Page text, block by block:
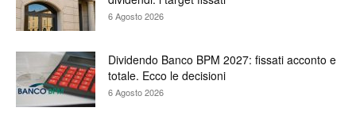
6 Agosto 2026
Dividendo Banco BPM 2027: fissati acconto e
totale. Ecco le decisioni
6 Agosto 2026